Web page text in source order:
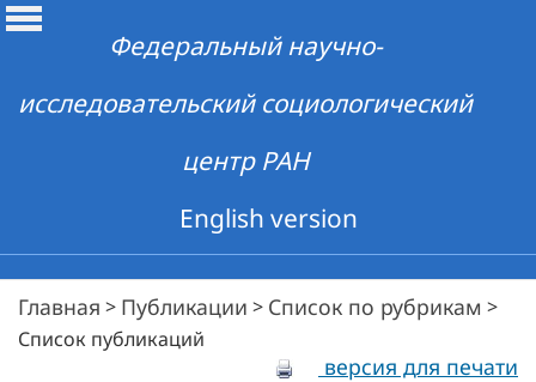
Федеральный научно-
исследовательский социологический
центр РАН
English version
Главная > Публикации > Список по рубрикам >
Список публикаций
версия для печати